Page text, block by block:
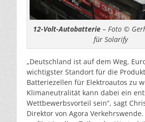
12-Volt-Autobatterie– Foto ©
für Solarify
„Deutschland ist auf dem Weg,
wichtigster Standort für die
Batteriezellen für Elektroautos zu
Klimaneutralität kann dabei ein
Wettbewerbsvorteil sein“, sagt
Direktor von Agora